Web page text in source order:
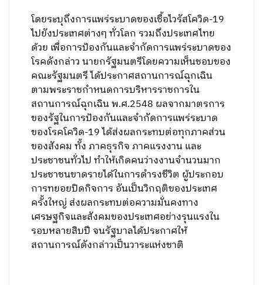
โดยระบุถึงการแพร่ระบาดของเชื้อไวรัสโควิด-19
ไปยังประเทศต่างๆ ทั่วโลก รวมถึงประเทศไทย
ด้วย เพื่อการป้องกันและจำกัดการแพร่ระบาดของ
โรคดังกล่าว นายกรัฐมนตรีโดยความเห็นชอบของ
คณะรัฐมนตรี ได้ประกาศสถานการณ์ฉุกเฉิน
ตามพระราชกำหนดการบริหารราชการใน
สถานการณ์ฉุกเฉิน พ.ศ.2548 ผลจากมาตรการ
ของรัฐในการป้องกันและจำกัดการแพร่ระบาด
ของโรคโควิด-19 ได้ส่งผลกระทบต่อทุกภาคส่วน
ของสังคม ทั้ง ภาคธุรกิจ ภาคแรงงาน และ
ประชาชนทั่วไป ทำให้เกิดคนว่างงานจำนวนมาก
ประชาชนขาดรายได้ในการดำรงชีวิต ผู้ประกอบ
การทยอยปิดกิจการ อันเป็นวิกฤติของประเทศ
ครั้งใหญ่ ส่งผลกระทบต่อความมั่นคงทาง
เศรษฐกิจและสังคมของประเทศอย่างรุนแรงใน
รอบหลายสิบปี จนรัฐบาลได้ประกาศให้
สถานการณ์ดังกล่าวเป็นวาระแห่งชาติ